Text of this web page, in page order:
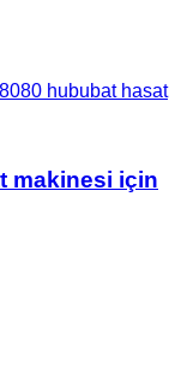
hububat hasat
makinesi için